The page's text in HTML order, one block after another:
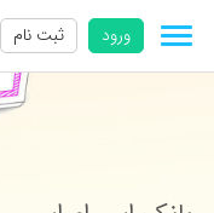
ورود ثبت نام